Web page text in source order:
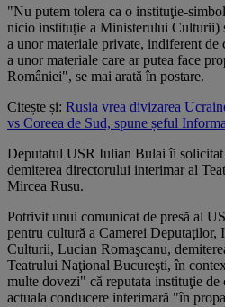
"Nu putem tolera ca o instituţie-
nicio instituţie a Ministerului Culturii)
a unor materiale private, indiferent
a unor materiale care ar putea face
României", se mai arată în postare.
Citește și: Rusia vrea divizarea
vs Coreea de Sud, spune șeful
Deputatul USR Iulian Bulai îi
demiterea directorului interimar al
Mircea Rusu.
Potrivit unui comunicat de presă al
pentru cultură a Camerei
Culturii, Lucian Romaşcanu,
Teatrului Naţional Bucureşti, în
multe dovezi" că reputata instituţie de
actuala conducere interimară "în